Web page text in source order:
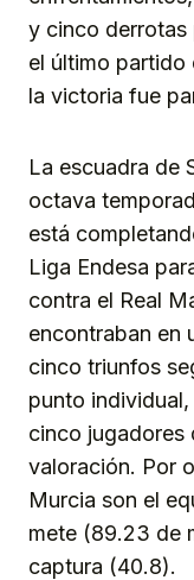
y cinco derrotas
el último partido
la victoria fue
La escuadra de
octava
está
Liga Endesa
contra el Real
encontraban en
cinco triunfos
punto
cinco jugadores
valoración. Por
Murcia son el
mete (89.23 de
captura (40.8).